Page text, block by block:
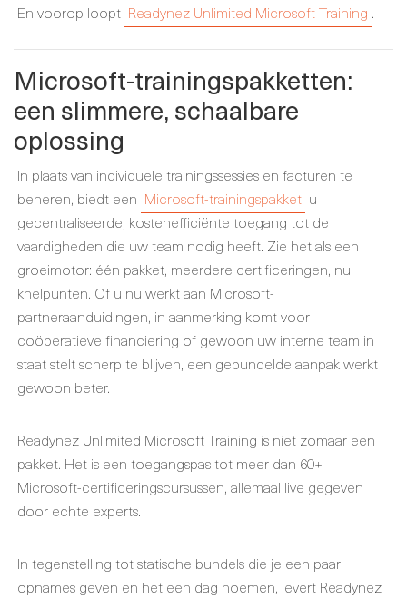
En voorop loopt Readynez Unlimited Microsoft Training .
Microsoft-trainingspakketten:
een slimmere, schaalbare
oplossing
In plaats van individuele trainingssessies en facturen te
beheren, biedt een Microsoft-trainingspakket u
gecentraliseerde, kostenefficiënte toegang tot de
vaardigheden die uw team nodig heeft. Zie het als een
groeimotor: één pakket, meerdere certificeringen, nul
knelpunten. Of u nu werkt aan Microsoft-
partneraanduidingen, in aanmerking komt voor
coöperatieve financiering of gewoon uw interne team in
staat stelt scherp te blijven, een gebundelde aanpak werkt
gewoon beter.
Readynez Unlimited Microsoft Training is niet zomaar een
pakket. Het is een toegangspas tot meer dan 60+
Microsoft-certificeringscursussen, allemaal live gegeven
door echte experts.
In tegenstelling tot statische bundels die je een paar
opnames geven en het een dag noemen, levert Readynez